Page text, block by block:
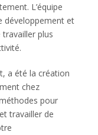
L’équipe
développement et
plus
a été la création
chez
pour
travailler de